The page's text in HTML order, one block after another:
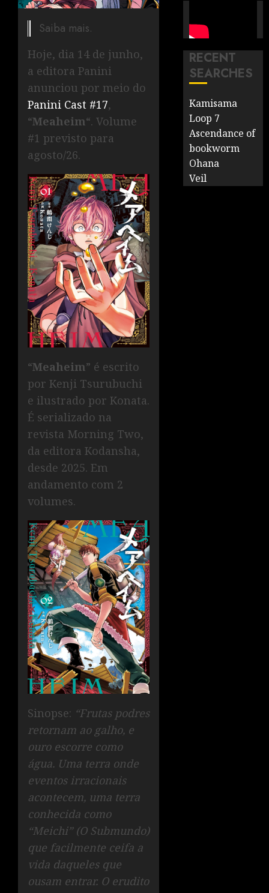
Saiba mais.
Hoje, dia 14 de junho,
a editora Panini
anunciou por meio do
Panini Cast #17,
“Meaheim“. Volume
#1 previsto para
agosto/26.
“Meaheim” é escrito
por Kenji Tsurubuchi
e ilustrado por Konata.
É serializado na
revista Morning Two,
da editora Kodansha,
desde 2025. Em
andamento com 2
volumes.
Sinopse: “Frutas podres
retornam ao galho, e
ouro escorre como
água. Uma terra onde
eventos irracionais
acontecem, uma terra
conhecida como
“Meichi” (O Submundo)
que facilmente ceifa a
vida daqueles que
ousam entrar. O erudito
RECENT
SEARCHES
Kamisama
Loop 7
Ascendance of
bookworm
Ohana
Veil